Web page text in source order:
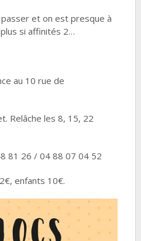
et on est presque à
si affinités 2…
au 10 rue de
Relâche les 8, 15, 22
81 26 / 04 88 07 04 52
enfants 10€.